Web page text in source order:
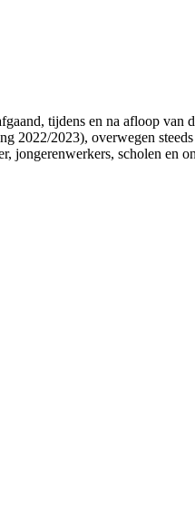
tijdens en na afloop van
2023), overwegen
scholen en